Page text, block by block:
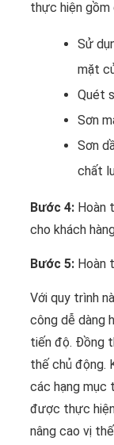
thực hiện gồm
Sử
mặt
Quét
Sơn
Sơn
chất
Bước 4: Hoàn
cho khách
Bước 5: Hoàn
Với quy trình
công dễ dàng
tiến độ. Đồng
thế chủ động.
các hạng mục
được thực
nâng cao vị